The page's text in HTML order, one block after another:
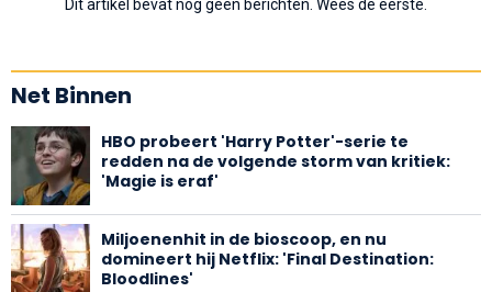
Dit artikel bevat nog geen berichten. Wees de eerste.
Net Binnen
HBO probeert 'Harry Potter'-serie te
redden na de volgende storm van kritiek:
'Magie is eraf'
Miljoenenhit in de bioscoop, en nu
domineert hij Netflix: 'Final Destination:
Bloodlines'